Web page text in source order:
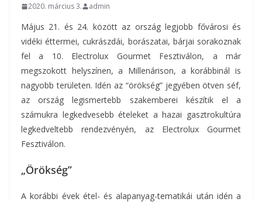
2020. március 3. admin
Május 21. és 24. között az ország legjobb fővárosi és
vidéki éttermei, cukrászdái, borászatai, bárjai sorakoznak
fel a 10. Electrolux Gourmet Fesztiválon, a már
megszokott helyszínen, a Millenárison, a korábbinál is
nagyobb területen. Idén az “örökség” jegyében ötven séf,
az ország legismertebb szakemberei készítik el a
számukra legkedvesebb ételeket a hazai gasztrokultúra
legkedveltebb rendezvényén, az Electrolux Gourmet
Fesztiválon.
„Örökség”
A korábbi évek étel- és alapanyag-tematikái után idén a